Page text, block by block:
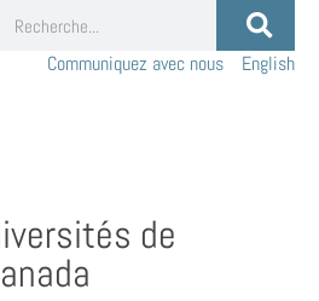
Communiquez avec nous English
de